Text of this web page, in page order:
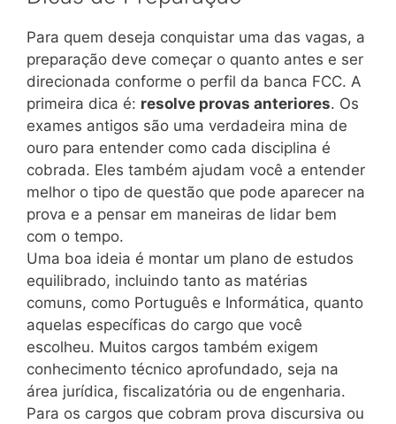
Para quem deseja conquistar uma das vagas, a
preparação deve começar o quanto antes e ser
direcionada conforme o perfil da banca FCC. A
primeira dica é: resolve provas anteriores. Os
exames antigos são uma verdadeira mina de
ouro para entender como cada disciplina é
cobrada. Eles também ajudam você a entender
melhor o tipo de questão que pode aparecer na
prova e a pensar em maneiras de lidar bem
com o tempo.
Uma boa ideia é montar um plano de estudos
equilibrado, incluindo tanto as matérias
comuns, como Português e Informática, quanto
aquelas específicas do cargo que você
escolheu. Muitos cargos também exigem
conhecimento técnico aprofundado, seja na
área jurídica, fiscalizatória ou de engenharia.
Para os cargos que cobram prova discursiva ou